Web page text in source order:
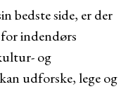
bedste side, er der
indendørs
og
udforske, lege og